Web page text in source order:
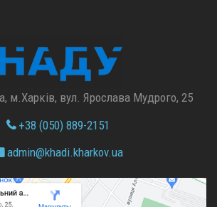
м.Харків, вул. Ярослава Мудрого, 25
+38 (050) 889-2151
admin@khadi.kharkov.ua